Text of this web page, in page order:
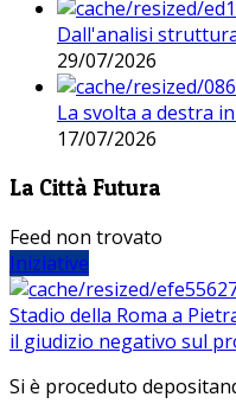
Dall'analisi
29/07/2026
La svolta a destra
17/07/2026
La Città Futura
Feed non trovato
Iniziative
Stadio della Roma a
il giudizio negativo sul
Si è proceduto